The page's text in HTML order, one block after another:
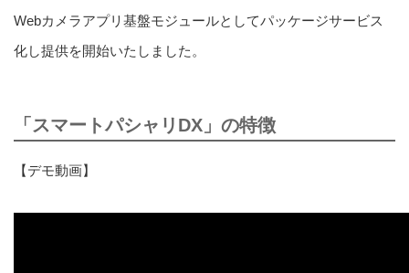
Webカメラアプリ基盤モジュールとしてパッケージサービス
化し提供を開始いたしました。
「スマートパシャリDX」の特徴
【デモ動画】